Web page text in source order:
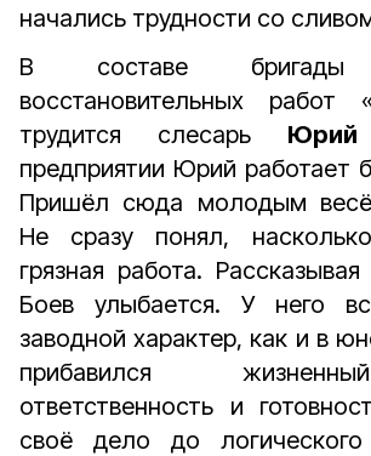
начались трудности со
В составе бригады
восстановительных работ
трудится слесарь
предприятии Юрий работает
Пришёл сюда молодым
Не сразу понял,
грязная работа.
Боев улыбается. У него
заводной характер, как и в
прибавился
ответственность и
своё дело до логического